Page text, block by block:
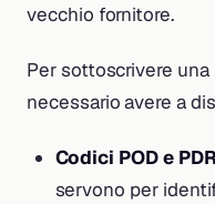
vecchio fornitore.
Per sottoscrivere
necessario avere a
Codici POD e PDR
servono per